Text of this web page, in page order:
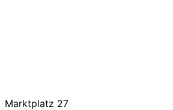
Marktplatz 27